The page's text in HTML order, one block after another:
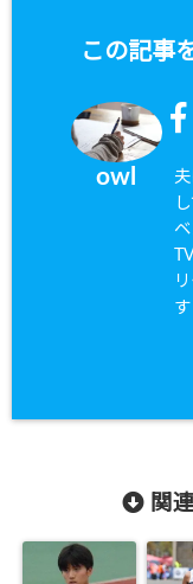
この記事
owl
す
関